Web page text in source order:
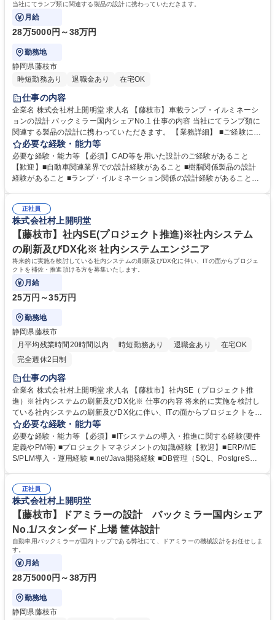
当社にてランプ類に関連する製品の設計に携わっていただきます。
月給
28万5000円～38万円
勤務地
静岡県藤枝市
時短勤務あり
退職金あり 在宅OK
仕事の内容
企業名 株式会社村上開明堂 求人名 【藤枝市】車載ランプ・イルミネーシ
ョンの設計 バックミラー国内シェアNo.1 仕事の内容 当社にてランプ類に
関連する製品の設計に携わっていただきます。 【業務詳細】 ■ご経験に応
じて、ドアミラーに付随するランプもしくは車載イルミネーション類の設
計に従事頂きます。 ■入社後はメンバーの設計サポートをしながら仕事に
慣れて頂きます。 ■将来的には担当を持って頂き、設計やお客様との折衝
等をお任せいたします。 ※業務の変更範囲：会社の定める業務 募集職種
必要な経験・能力等
必要な経験・能力等 【必須】CAD等を用いた設計のご経験があること
【歓迎】■自動車関連業界での設計経験があること ■樹脂関係製品の設計
経験があること ■ランプ・イルミネーション関係の設計経験があること
・自己啓発支援:通信教育(全額会社補助)、語学研修、TOEIC受験支援、公
的資格取得支援等 ・その他:大学院派遣、海外赴任前教育、海外関連会社
等での長期研修等 学歴・資格 学歴：大学院 大学 高専 短大 専修学校 高校
語学力： 資格：
正社員
株式会社村上開明堂
【藤枝市】社内SE(プロジェクト推進)※社内システム
の刷新及びDX化※ 社内システムエンジニア
将来的に実施を検討している社内システムの刷新及びDX化に伴い、ITの面からプロジェ
クトを補佐・推進頂ける方を募集いたします。
月給
25万円～35万円
勤務地
静岡県藤枝市
月平均残業時間20時間以内
時短勤務あり 退職金あり
在宅OK
完全週休2日制
仕事の内容
企業名 株式会社村上開明堂 求人名 【藤枝市】社内SE（プロジェクト推
進）※社内システムの刷新及びDX化※ 仕事の内容 将来的に実施を検討し
ている社内システムの刷新及びDX化に伴い、ITの面からプロジェクトを補
佐・推進頂ける方を募集いたします。 【具体的には】■社内システム刷新
に伴うプロジェクト推進（ERP・MES・PLM等） ■プロジェクトごとの仕
様検討、社内部署との要件整理・課題調整 ■ベンダーとの折衝・進行管
理、品質チェック ■業務プロセス見直し・改善提案支援 ※業務変更の範
必要な経験・能力等
必要な経験・能力等 【必須】■ITシステムの導入・推進に関する経験(要件
定義やPM等) ■プロジェクトマネジメントの知識/経験【歓迎】■ERP/ME
S/PLM導入・運用経験 ■.net/Java開発経験 ■DB管理（SQL、PostgreSQ
理解と対話力を活かせます。複数の部署と連携しながらプロジェクトを動
かしていく面白さがあり、「現場から喜ばれる仕組みを作る」実感も得ら
れます。フレックス・在宅勤務も活用OKで、裁量を持って働ける環境で
す！ 学歴・資格 学歴：大学院 大学 高専 語学力： 資格：第一種運転免許
普通自動車
正社員
株式会社村上開明堂
【藤枝市】ドアミラーの設計 バックミラー国内シェア
No.1/スタンダード上場 筐体設計
自動車用バックミラーが国内トップである弊社にて、ドアミラーの機械設計をお任せしま
す。
月給
28万5000円～38万円
勤務地
静岡県藤枝市